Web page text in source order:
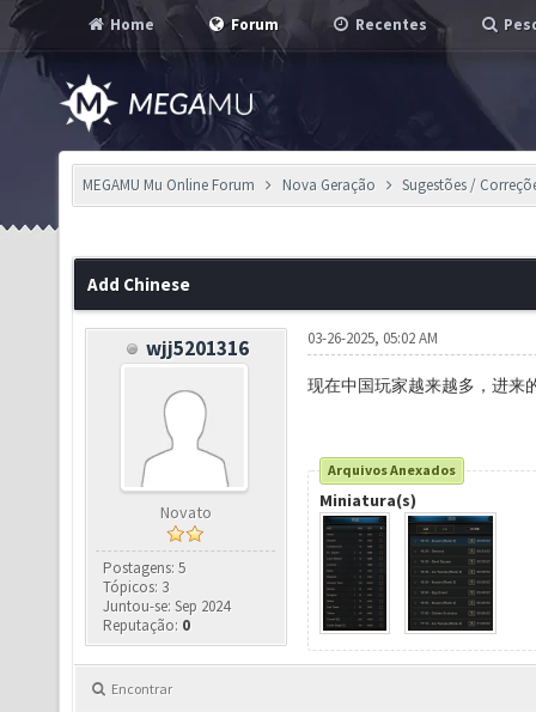
Home Forum Recentes
MEGAMU Mu Online Forum Nova Geração Sugestões /
Add Chinese
wjj5201316
Novato
Postagens: 5
Tópicos: 3
Juntou-se: Sep 2024
Reputação: 0
03-26-2025, 05:02 AM
现在中国玩家越来越多，进来
Arquivos Anexados
Miniatura(s)
Encontrar